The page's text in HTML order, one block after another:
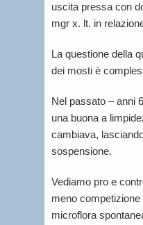
uscita pressa con
mgr x. lt. in
La questione della
dei mosti è
Nel passato – anni
una buona a
cambiava,
sospensione.
Vediamo pro e
meno
microflora